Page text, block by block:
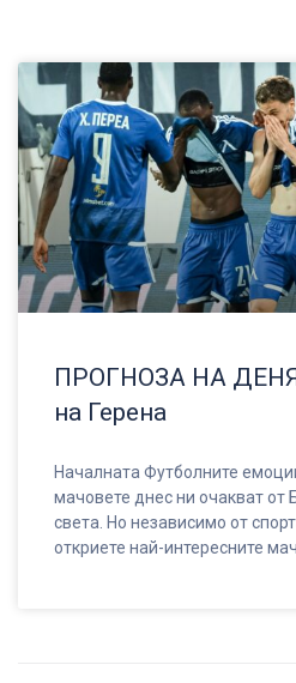
ПРОГНОЗА НА
на Герена
Началната Футболните
мачовете днес ни очакват от
света. Но независимо от
откриете най-интересните